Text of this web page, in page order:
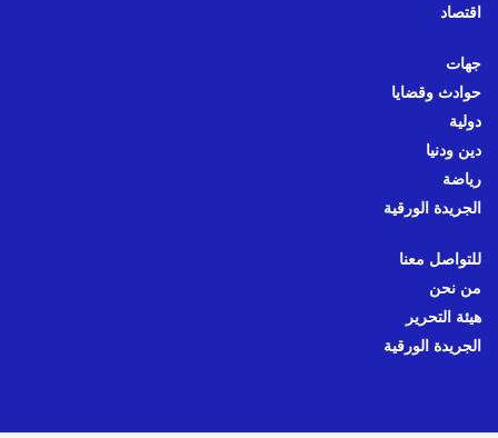
اقتصاد
جهات
حوادث وقضايا
دولية
دين ودنيا
رياضة
الجريدة الورقية
للتواصل معنا
من نحن
هيئة التحرير
الجريدة الورقية